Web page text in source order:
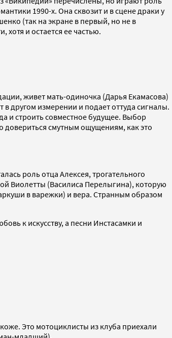
1990-х. Она сквозит и в сцене драки у
(так на экране в первый, но не в
и остается ее частью.
живет мать-одиночка (Дарья Екамасова)
другом измерении и подает оттуда сигналы.
и строить совместное будущее. Выбор
довериться смутным ощущениям, как это
роль отца Алексея, трогательного
Виолетты (Василиса Перелыгина), которую
в варежки) и вера. Странным образом
к искусству, а песни Инстасамки и
Это мотоциклисты из клуба приехали